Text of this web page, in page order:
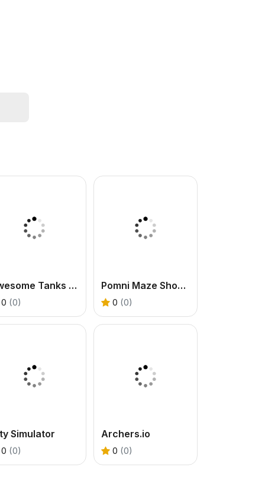
Awesome Tanks 3 Game
(0)
Pomni Maze Shooter
0 (0)
Simulator
(0)
Archers.io
0 (0)